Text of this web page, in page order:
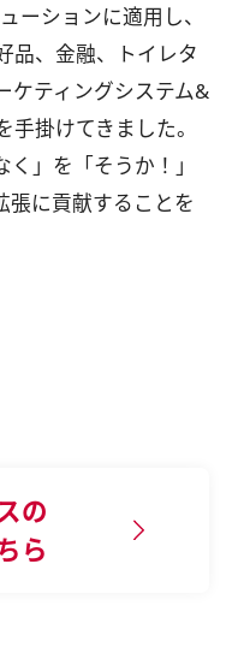
ーションに適用し、
品、金融、トイレタ
ケティングシステム&
掛けてきました。
」を「そうか！」
張に貢献することを
の
ら